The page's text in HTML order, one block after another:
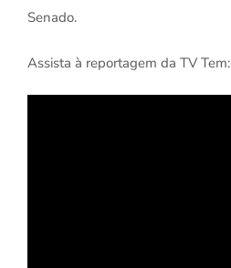
Senado.
Assista à reportagem da TV Tem: